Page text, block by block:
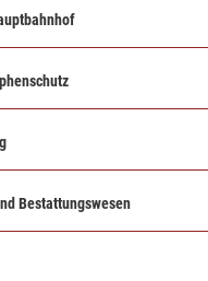
Bestattungswesen